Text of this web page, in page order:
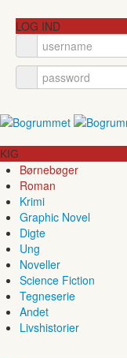
LOG IND
KIG
Børnebøger
Roman
Krimi
Graphic Novel
Digte
Ung
Noveller
Science Fiction
Tegneserie
Andet
Livshistorier